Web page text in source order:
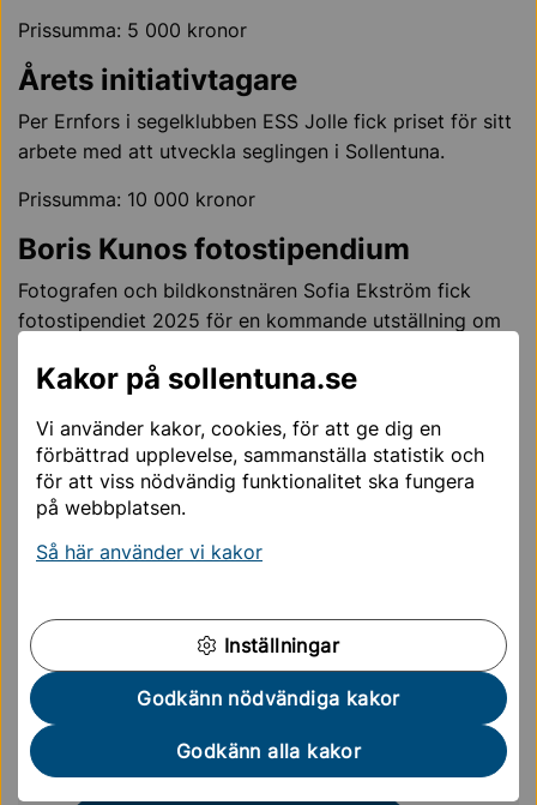
Kakor på sollentuna.se
Vi använder kakor, cookies, för att ge dig en
förbättrad upplevelse, sammanställa statistik och
för att viss nödvändig funktionalitet ska fungera
på webbplatsen.
Så här använder vi kakor
Inställningar
Godkänn nödvändiga kakor
Godkänn alla kakor
Prissumma: 5 000 kronor
Årets initiativtagare
Per Ernfors i segelklubben ESS Jolle fick priset för sitt
arbete med att utveckla seglingen i Sollentuna.
Prissumma: 10 000 kronor
Boris Kunos fotostipendium
Fotografen och bildkonstnären Sofia Ekström fick
fotostipendiet 2025 för en kommande utställning om
Prissumma: 10 000 kronor
Sofia Magdalenas sköld
Gunnar Sahlin fick hederspriset för sina insatser inom
litteratur och folkbildning i Sollentuna.
Priser som inte delades ut 2025
Byggnadsvårdsdiplomet
Mer läsning för dig